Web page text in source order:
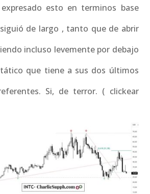
esto en terminos base
de largo , tanto que de abrir
incluso levemente por debajo
que tiene a sus dos últimos
Si, de terror. ( clickear